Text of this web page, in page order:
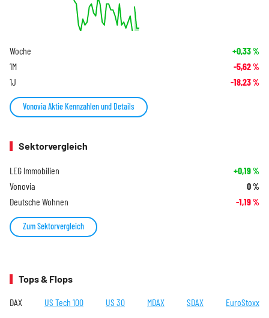
Woche +0,33%
1M -5,62%
1J -18,23%
Vonovia Aktie Kennzahlen und Details
Sektorvergleich
LEG Immobilien +0,19%
Vonovia 0%
Deutsche Wohnen -1,19%
Zum Sektorvergleich
Tops & Flops
DAX US Tech 100 US 30 MDAX SDAX EuroStoxx